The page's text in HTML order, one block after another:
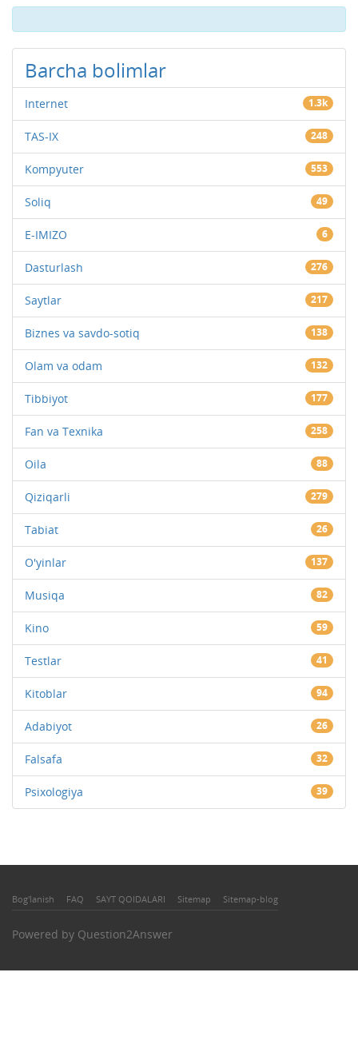
Barcha bolimlar
Internet 1.3k
TAS-IX 248
Kompyuter 553
Soliq 49
E-IMIZO 6
Dasturlash 276
Saytlar 217
Biznes va savdo-sotiq 138
Olam va odam 132
Tibbiyot 177
Fan va Texnika 258
Oila 88
Qiziqarli 279
Tabiat 26
O'yinlar 137
Musiqa 82
Kino 59
Testlar 41
Kitoblar 94
Adabiyot 26
Falsafa 32
Psixologiya 39
Bog'lanish FAQ SAYT QOIDALARI Sitemap Sitemap-blog
Powered by Question2Answer